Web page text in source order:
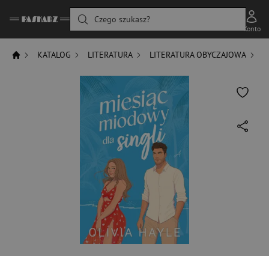
Czego szukasz?
Konto
KATALOG LITERATURA LITERATURA OBYCZAJOWA